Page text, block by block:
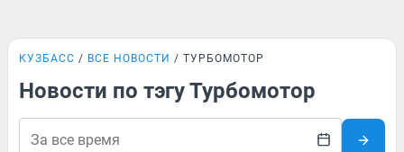
КУЗБАСС ВСЕ НОВОСТИ ТУРБОМОТОР
Новости по тэгу Турбомотор